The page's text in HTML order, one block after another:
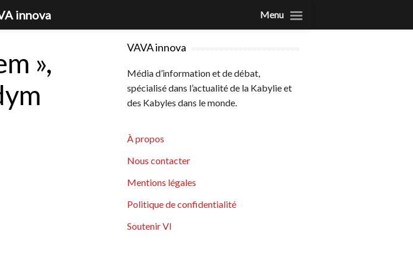
»,
VAVA innova
Média d’information et de débat,
spécialisé dans l’actualité de la Kabylie et
des Kabyles dans le monde.
À propos
Nous contacter
Mentions légales
Politique de confidentialité
Soutenir VI
innova Menu